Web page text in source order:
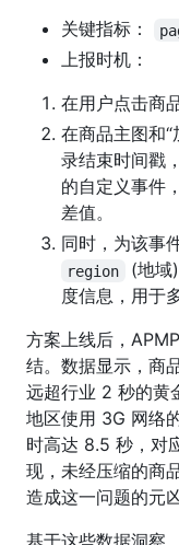
关键指标：
上报时机：
在用户点击商
在商品主图和
录结束时间戳
的自定义事件
差值。
同时，为该事
region (地域)
度信息，用于
方案上线后，
结。数据显示，商
远超行业 2 秒的黄
地区使用 3G 网络
时高达 8.5 秒，对
现，未经压缩的商
造成这一问题的元凶